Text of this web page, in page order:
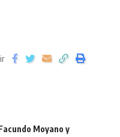
Moyano y